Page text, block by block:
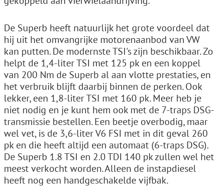
De Superb heeft natuurlijk het grote voordeel dat
hij uit het omvangrijke motorenaanbod van VW
kan putten. De modernste TSI's zijn beschikbaar. Zo
helpt de 1,4-liter TSI met 125 pk en een koppel
van 200 Nm de Superb al aan vlotte prestaties, en
het verbruik blijft daarbij binnen de perken. Ook
lekker, een 1,8-liter TSI met 160 pk. Meer heb je
niet nodig en je kunt hem ook met de 7-traps DSG-
transmissie bestellen. Een beetje overbodig, maar
wel vet, is de 3,6-liter V6 FSI met in dit geval 260
pk en die heeft altijd een automaat (6-traps DSG).
De Superb 1.8 TSI en 2.0 TDI 140 pk zullen wel het
meest verkocht worden. Alleen de instapdiesel
heeft nog een handgeschakelde vijfbak.